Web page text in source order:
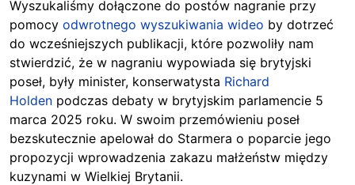
Wyszukaliśmy dołączone do postów nagranie przy
pomocy odwrotnego wyszukiwania wideo by dotrzeć
do wcześniejszych publikacji, które pozwoliły nam
stwierdzić, że w nagraniu wypowiada się brytyjski
poseł, były minister, konserwatysta Richard
Holden podczas debaty w brytyjskim parlamencie 5
marca 2025 roku. W swoim przemówieniu poseł
bezskutecznie apelował do Starmera o poparcie jego
propozycji wprowadzenia zakazu małżeństw między
kuzynami w Wielkiej Brytanii.